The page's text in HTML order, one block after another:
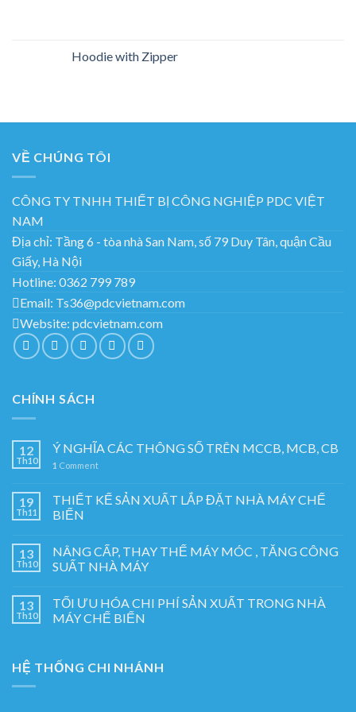
Hoodie with Zipper
VỀ CHÚNG TÔI
CÔNG TY TNHH THIẾT BỊ CÔNG NGHIỆP PDC VIỆT
NAM
Địa chỉ: Tầng 6 - tòa nhà San Nam, số 79 Duy Tân, quận Cầu
Giấy, Hà Nội
Hotline: 0362 799 789
Email: Ts36@pdcvietnam.com
Website: pdcvietnam.com
CHÍNH SÁCH
12
Th10
Ý NGHĨA CÁC THÔNG SỐ TRÊN MCCB, MCB, CB
1 Comment
19
Th11
THIẾT KẾ SẢN XUẤT LẮP ĐẶT NHÀ MÁY CHẾ
BIẾN
13
Th10
NÂNG CẤP, THAY THẾ MÁY MÓC , TĂNG CÔNG
SUẤT NHÀ MÁY
13
Th10
TỐI ƯU HÓA CHI PHÍ SẢN XUẤT TRONG NHÀ
MÁY CHẾ BIẾN
HỆ THỐNG CHI NHÁNH